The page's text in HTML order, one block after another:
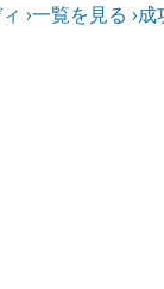
›一覧を見る ›成